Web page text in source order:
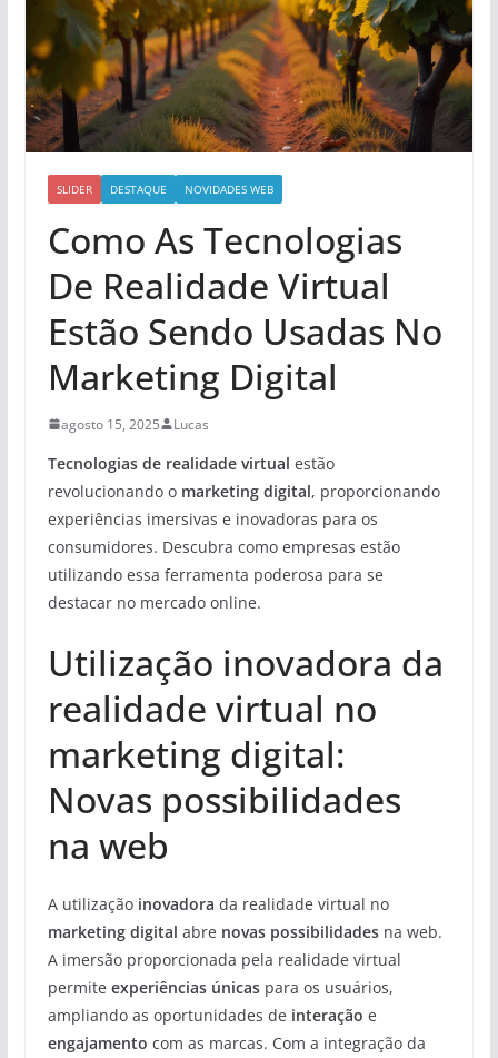
SLIDER DESTAQUE NOVIDADES WEB
Como As Tecnologias
De Realidade Virtual
Estão Sendo Usadas No
Marketing Digital
agosto 15, 2025 Lucas
Tecnologias de realidade virtual estão
revolucionando o marketing digital, proporcionando
experiências imersivas e inovadoras para os
consumidores. Descubra como empresas estão
utilizando essa ferramenta poderosa para se
destacar no mercado online.
Utilização inovadora da
realidade virtual no
marketing digital:
Novas possibilidades
na web
A utilização inovadora da realidade virtual no
marketing digital abre novas possibilidadesna web.
A imersão proporcionada pela realidade virtual
permite experiências únicaspara os usuários,
ampliando as oportunidades de interação e
engajamento com as marcas. Com a integração da